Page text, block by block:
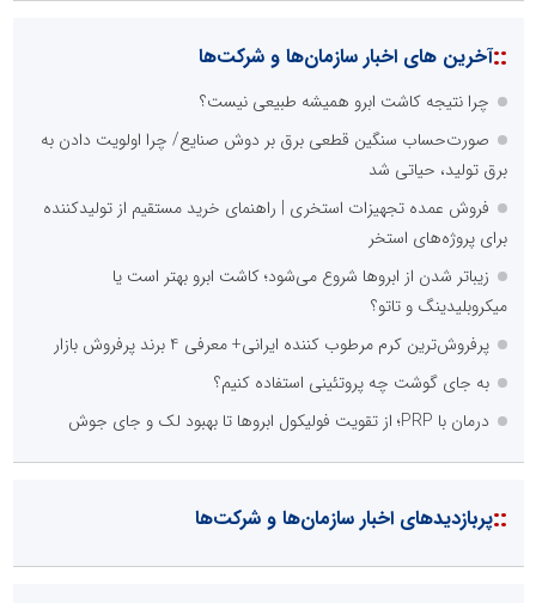
::آخرین های اخبار سازمان‌ها و شرکت‌ها
چرا نتیجه کاشت ابرو همیشه طبیعی نیست؟
صورت‌حساب سنگین قطعی برق بر دوش صنایع/ چرا اولویت دادن به
برق تولید، حیاتی شد
فروش عمده تجهیزات استخری | راهنمای خرید مستقیم از تولیدکننده
برای پروژه‌های استخر
زیباتر شدن از ابروها شروع می‌شود؛ کاشت ابرو بهتر است یا
میکروبلیدینگ و تاتو؟
پرفروش‌ترین کرم مرطوب کننده ایرانی+ معرفی 4 برند پرفروش بازار
به جای گوشت چه پروتئینی استفاده کنیم؟
درمان با PRP؛ از تقویت فولیکول ابروها تا بهبود لک و جای جوش
::پربازدیدهای اخبار سازمان‌ها و شرکت‌ها